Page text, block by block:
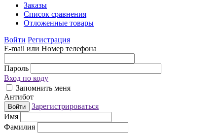
Заказы
Список сравнения
Отложенные товары
Войти Регистрация
E-mail или Номер телефона
Пароль
Вход по коду
Запомнить меня
Антибот
Войти
Зарегистрироваться
Имя
Фамилия